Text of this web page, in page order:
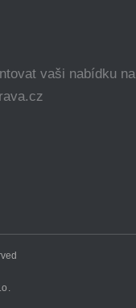
vaši nabídku na